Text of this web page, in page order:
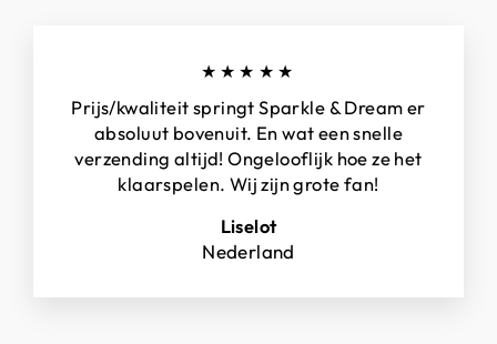
★★★★★
Prijs/kwaliteit springt Sparkle & Dream er
absoluut bovenuit. En wat een snelle
verzending altijd! Ongelooflijk hoe ze het
klaarspelen. Wij zijn grote fan!
Liselot
Nederland